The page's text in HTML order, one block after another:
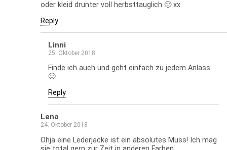
oder kleid drunter voll herbsttauglich 🙂 xx
Reply
Linni
25. Oktober 2018
Finde ich auch und geht einfach zu jedem Anlass
🙂
Reply
Lena
24. Oktober 2018
Ohja eine Lederjacke ist ein absolutes Muss! Ich mag